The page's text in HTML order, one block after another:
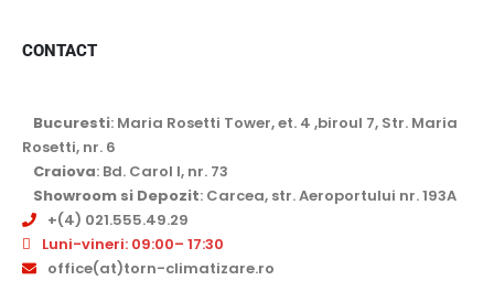
CONTACT
Bucuresti: Maria Rosetti Tower, et. 4 ,biroul 7, Str. Maria
Rosetti, nr. 6
Craiova: Bd. Carol I, nr. 73
Showroom si Depozit: Carcea, str. Aeroportului nr. 193A
+(4) 021.555.49.29
Luni-vineri: 09:00– 17:30
office(at)torn-climatizare.ro